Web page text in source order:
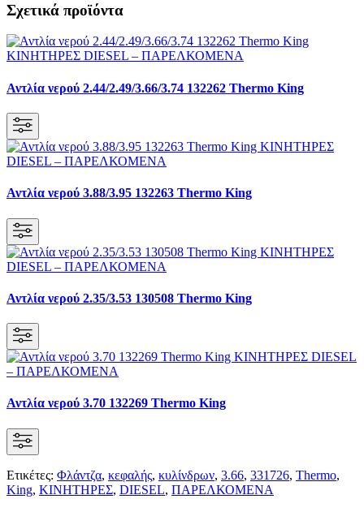
Σχετικά προϊόντα
Αντλία νερού 2.44/2.49/3.66/3.74 132262 Thermo King
Αντλία νερού 3.88/3.95 132263 Thermo King
Αντλία νερού 2.35/3.53 130508 Thermo King
Αντλία νερού 3.70 132269 Thermo King
Ετικέτες: Φλάντζα, κεφαλής, κυλίνδρων, 3.66, 331726, Thermo,
King, KΙΝΗΤΗΡΕΣ, DIESEL, ΠΑΡΕΛΚΟΜΕΝΑ